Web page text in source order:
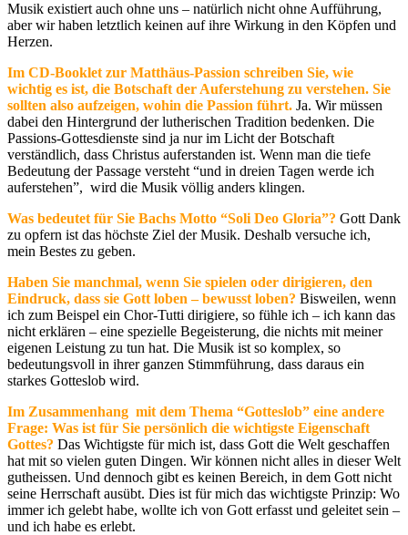
Musik existiert auch ohne uns – natürlich nicht ohne Aufführung,
aber wir haben letztlich keinen auf ihre Wirkung in den Köpfen und
Herzen.
Im CD-Booklet zur Matthäus-Passion schreiben Sie, wie
wichtig es ist, die Botschaft der Auferstehung zu verstehen. Sie
sollten also aufzeigen, wohin die Passion führt. Ja. Wir müssen
dabei den Hintergrund der lutherischen Tradition bedenken. Die
Passions-Gottesdienste sind ja nur im Licht der Botschaft
verständlich, dass Christus auferstanden ist. Wenn man die tiefe
Bedeutung der Passage versteht “und in dreien Tagen werde ich
auferstehen”, wird die Musik völlig anders klingen.
Was bedeutet für Sie Bachs Motto “Soli Deo Gloria”? Gott Dank
zu opfern ist das höchste Ziel der Musik. Deshalb versuche ich,
mein Bestes zu geben.
Haben Sie manchmal, wenn Sie spielen oder dirigieren, den
Eindruck, dass sie Gott loben – bewusst loben? Bisweilen, wenn
ich zum Beispel ein Chor-Tutti dirigiere, so fühle ich – ich kann das
nicht erklären – eine spezielle Begeisterung, die nichts mit meiner
eigenen Leistung zu tun hat. Die Musik ist so komplex, so
bedeutungsvoll in ihrer ganzen Stimmführung, dass daraus ein
starkes Gotteslob wird.
Im Zusammenhang mit dem Thema “Gotteslob” eine andere
Frage: Was ist für Sie persönlich die wichtigste Eigenschaft
Gottes? Das Wichtigste für mich ist, dass Gott die Welt geschaffen
hat mit so vielen guten Dingen. Wir können nicht alles in dieser Welt
gutheissen. Und dennoch gibt es keinen Bereich, in dem Gott nicht
seine Herrschaft ausübt. Dies ist für mich das wichtigste Prinzip: Wo
immer ich gelebt habe, wollte ich von Gott erfasst und geleitet sein –
und ich habe es erlebt.